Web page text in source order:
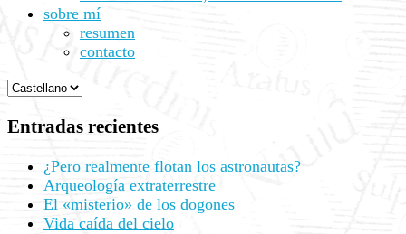
sobre mí
resumen
contacto
Entradas recientes
¿Pero realmente flotan los astronautas?
Arqueología extraterrestre
El «misterio» de los dogones
Vida caída del cielo